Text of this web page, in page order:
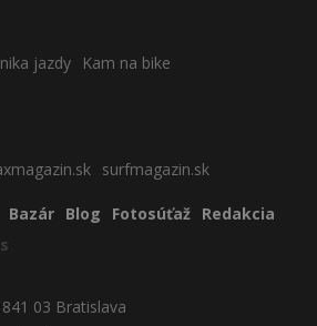
jazdy
Kam na bike
surfmagazin.sk
Bazár Blog Fotosúťaž Redakcia
03 Bratislava